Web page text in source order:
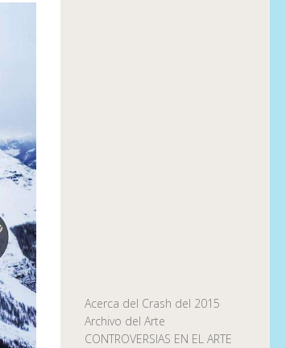
Acerca del Crash del 2015
Archivo del Arte
CONTROVERSIAS EN EL ARTE